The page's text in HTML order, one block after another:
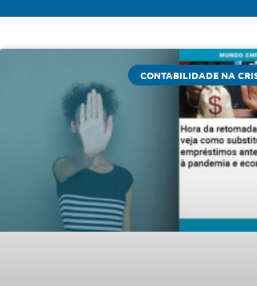
CONTABILIDADE NA